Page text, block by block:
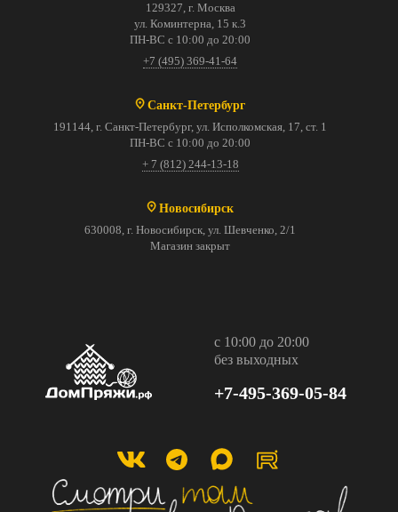
129327, г. Москва
ул. Коминтерна, 15 к.3
ПН-ВС с 10:00 до 20:00
+7 (495) 369-41-64
Санкт-Петербург
191144, г. Санкт-Петербург, ул. Исполкомская, 17, ст. 1
ПН-ВС с 10:00 до 20:00
+ 7 (812) 244-13-18
Новосибирск
630008, г. Новосибирск, ул. Шевченко, 2/1
Магазин закрыт
с 10:00 до 20:00
без выходных
+7-495-369-05-84